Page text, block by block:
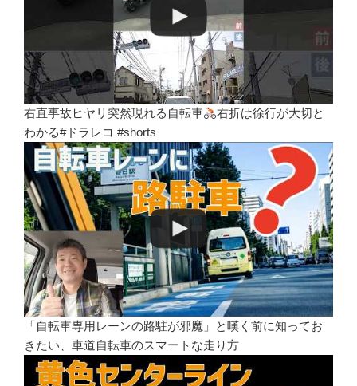
右直事故ヒヤリ突然現れる自転車
右折は徐行が大切と
わかる#ドラレコ #shorts
「自転車専用レーンの路駐が邪魔」と嘆く前に知ってお
きたい、車道自転車のスマートな走り方